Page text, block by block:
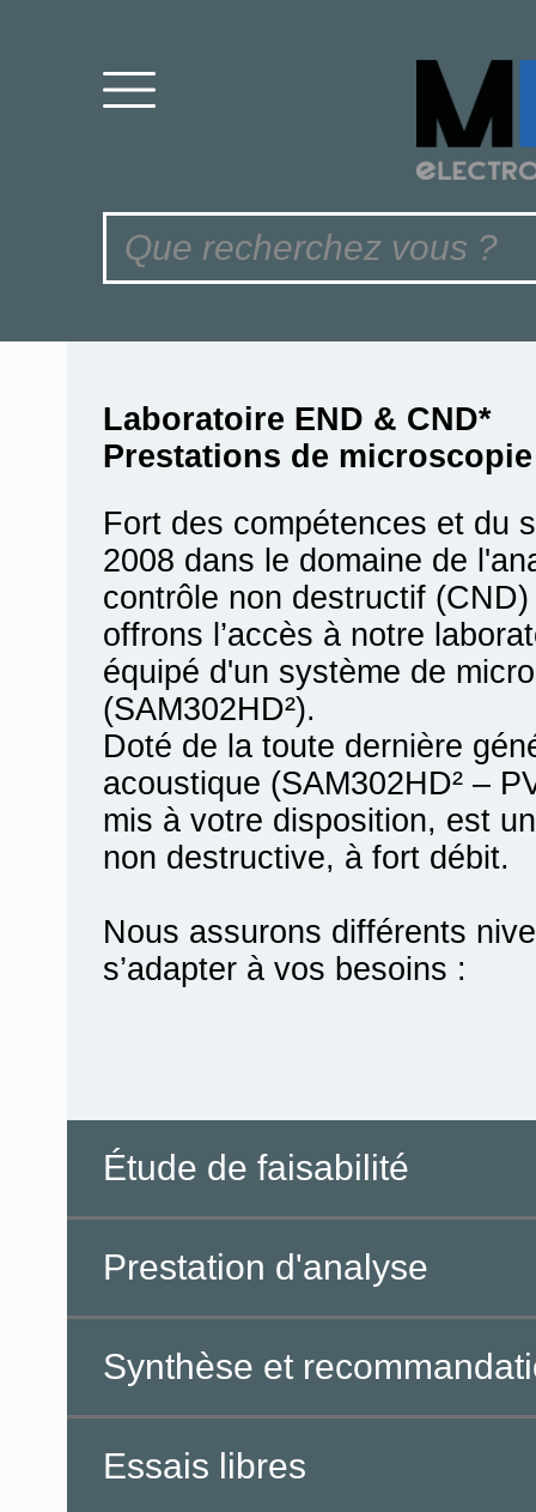
Laboratoire END & CND*
Prestations de
Fort des compétences et du
2008 dans le domaine de
contrôle non destructif
offrons l’accès à notre
équipé d'un système de
(SAM302HD²).
Doté de la toute dernière
acoustique (SAM302HD² –
mis à votre disposition, est
non destructive, à fort débit.
Nous assurons différents
s’adapter à vos besoins :
Étude de faisabilité
Prestation d'analyse
Synthèse et
Essais libres